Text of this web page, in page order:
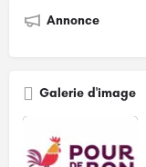
Annonce
Galerie d'image